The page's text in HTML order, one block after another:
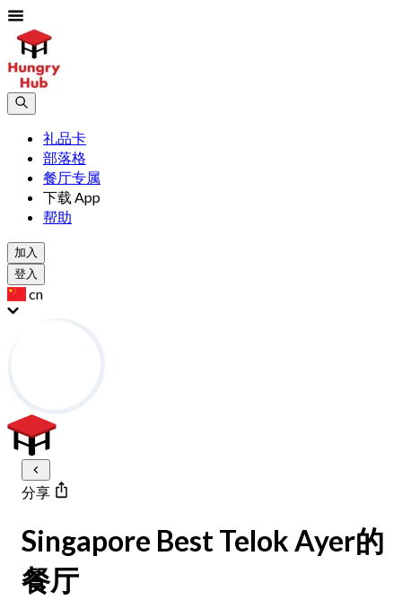
礼品卡
部落格
餐厅专属
下载 App
帮助
加入
登入
cn
分享
Singapore Best Telok Ayer的
餐厅